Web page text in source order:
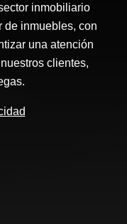
inmobiliario
de inmuebles, con
una atención
clientes,